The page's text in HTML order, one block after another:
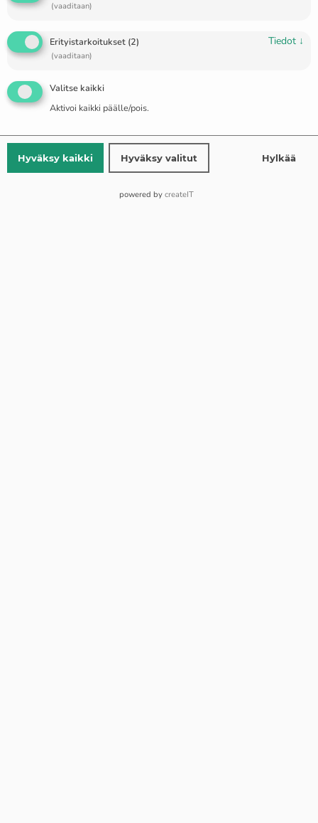
65.00
🔥 1 items sold in last 3 days
Kultalevyupotusten paino 0,08 grammaa.
– 3 cm.
Ilmaiset palautukset
(vaaditaan)
Erityistarkoitukset (2)
(vaaditaan)
Tiedot ↓
Valitse kaikki
Aktivoi kaikki päälle/pois.
Hyväksy kaikki Hyväksy valitut Hylkää
powered by createIT